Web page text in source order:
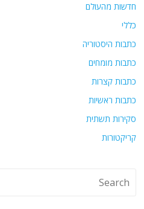
חדשות מהעולם
כללי
כתבות היסטוריה
כתבות מומחים
כתבות קצרות
כתבות ראשיות
סקירות תשתית
קריקטורות